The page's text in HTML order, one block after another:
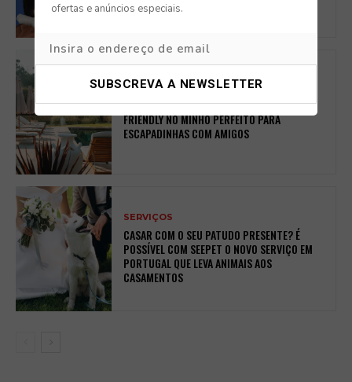
DOG FRIENDLY
ROSAL COUNTRY VILLAGE: O REFÚGIO PET-
FRIENDLY NO MINHO PERFEITO PARA
ESCAPADINHAS COM AMIGOS
SERVIÇOS
CASAR COM O SEU PATUDO PRESENTE? É
POSSÍVEL COM SEEPET O NOVO SERVIÇO EM
PORTUGAL QUE LEVA ANIMAIS AOS
CASAMENTOS
ofertas e anúncios especiais.